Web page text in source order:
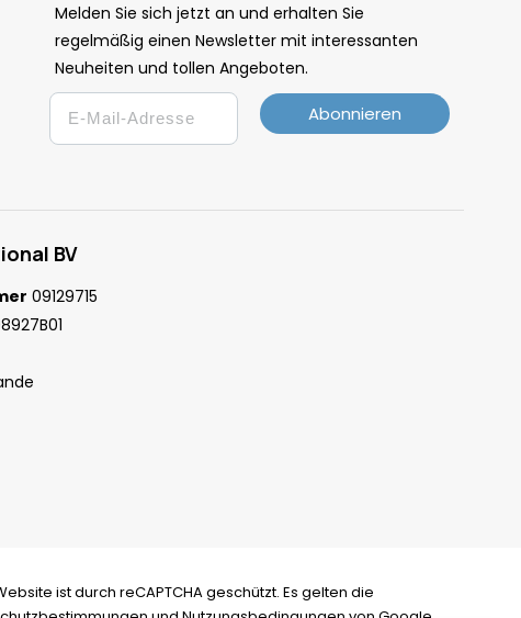
Melden Sie sich jetzt an und erhalten Sie
regelmäßig einen Newsletter mit interessanten
Neuheiten und tollen Angeboten.
Email
Abonnieren
BV
09129715
ist durch reCAPTCHA geschützt. Es gelten die